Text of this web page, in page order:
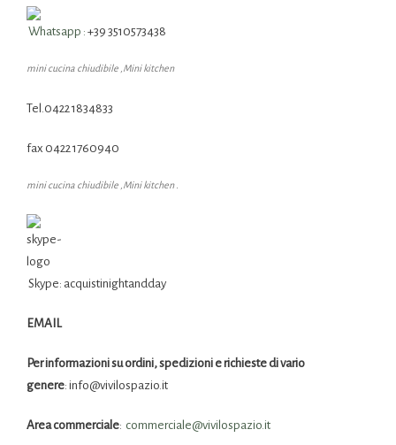
Whatsapp : +39 3510573438
mini cucina chiudibile ,Mini kitchen
Tel.0422 1834833
fax 0422 1760940
mini cucina chiudibile ,Mini kitchen .
Skype: acquistinightandday
EMAIL
Per informazioni su ordini, spedizioni e richieste di vario
genere: info@vivilospazio.it
Area commerciale: commerciale@vivilospazio.it